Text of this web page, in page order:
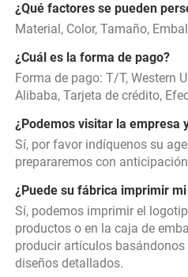
¿Qué factores se pueden
Material, Color, Tamaño,
¿Cuál es la forma de pago?
Forma de pago: T/T, Western
Alibaba, Tarjeta de crédito,
¿Podemos visitar la empresa
Sí, por favor indíquenos su
prepararemos con
¿Puede su fábrica imprimir
Sí, podemos imprimir el
productos o en la caja de
producir artículos
diseños detallados.